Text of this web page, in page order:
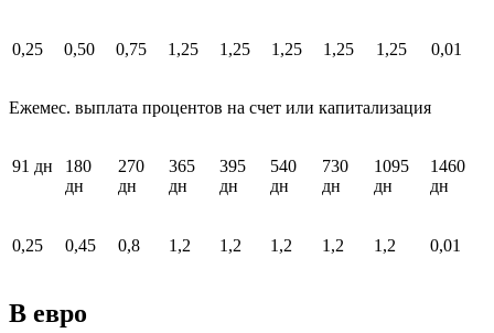
0,25 0,50 0,75 1,25 1,25 1,25 1,25 1,25 0,01
Ежемес. выплата процентов на счет или капитализация
91 дн
180
дн
270
дн
365
дн
395
дн
540
дн
730
дн
1095
дн
1460
дн
0,25 0,45 0,8 1,2 1,2 1,2 1,2 1,2 0,01
В евро